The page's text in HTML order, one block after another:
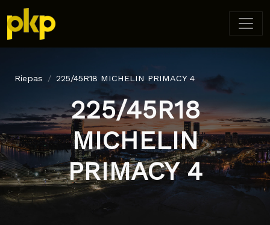
Riepas 225/45R18 MICHELIN PRIMACY 4
225/45R18
MICHELIN
PRIMACY 4